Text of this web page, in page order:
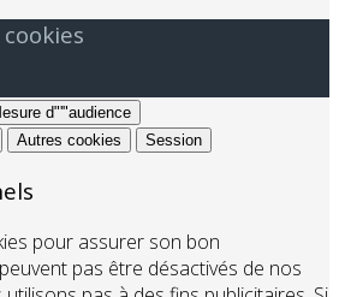
d"'"audience
Autres cookies Session
pour assurer son bon
pas être désactivés de nos